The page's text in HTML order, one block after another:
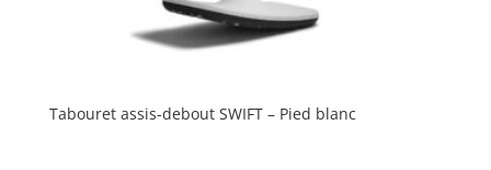
Tabouret assis-debout SWIFT – Pied blanc